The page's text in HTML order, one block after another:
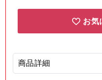
ト}
〈066/060〉
[SM7a]
{サ
ポ
ト}
[SM7a]
お気
商品詳細